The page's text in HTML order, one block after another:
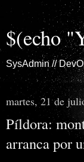
$(echo
SysAdmin //
martes, 21 de
Píldora:
arranca por